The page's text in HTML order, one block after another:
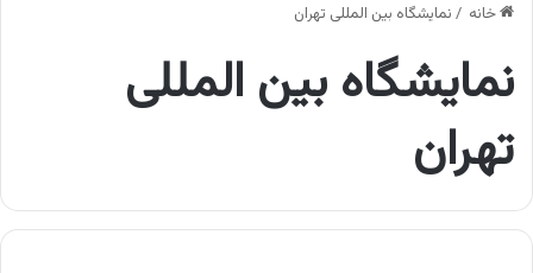
خانه / نمایشگاه بین المللی تهران
نمایشگاه بین المللی
تهران